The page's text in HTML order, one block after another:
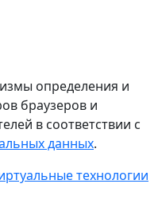
определения и
браузеров и
в соответствии с
данных.
технологии